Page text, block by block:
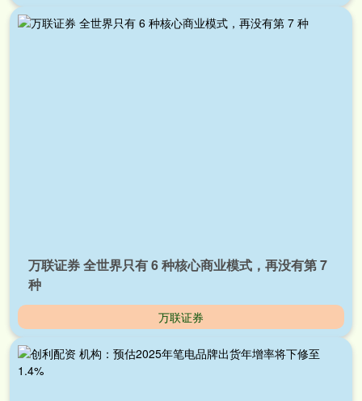
万联证券 全世界只有 6 种核心商业模式，再没有第 7
种
万联证券